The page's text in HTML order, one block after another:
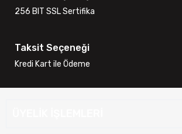
256 BIT SSL Sertifika
Taksit Seçeneği
Kredi Kart ile Ödeme